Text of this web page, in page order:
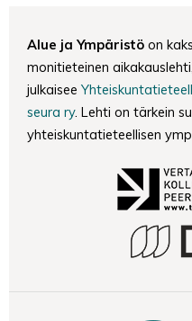
Alue ja Ympäristö on
monitieteinen
julkaisee
seura ry. Lehti on tärkein
yhteiskuntatieteellisen